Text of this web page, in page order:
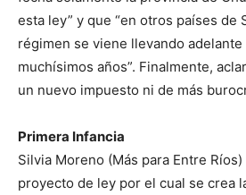
esta ley” y que “en otros países de
régimen se viene llevando adelante
muchísimos años”. Finalmente,
un nuevo impuesto ni de más
Primera Infancia
Silvia Moreno (Más para Entre
proyecto de ley por el cual se crea